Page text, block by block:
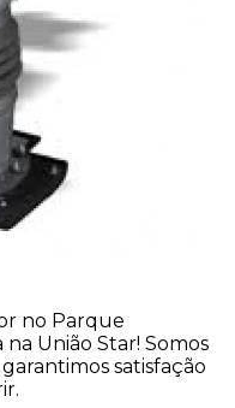
no Parque
União Star! Somos
satisfação